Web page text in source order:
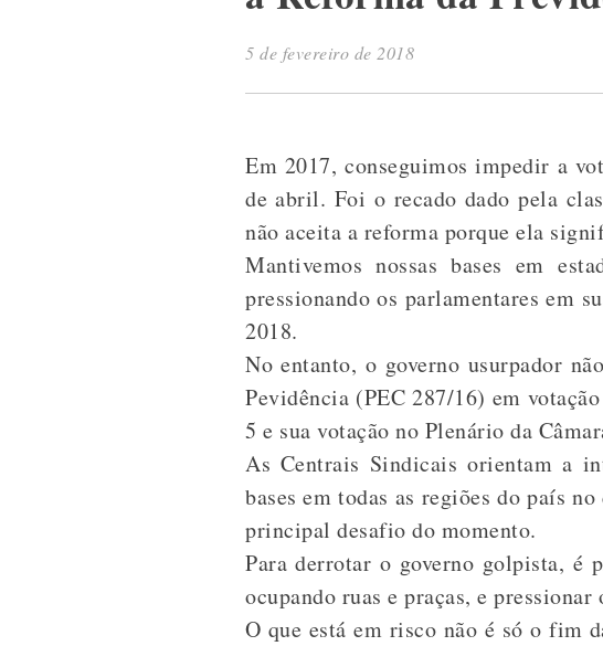
5 de fevereiro de 2018
Em 2017, conseguimos impedir a
de abril. Foi o recado dado pela
não aceita a reforma porque ela
Mantivemos nossas bases em
pressionando os parlamentares em
2018.
No entanto, o governo usurpador
Pevidência (PEC 287/16) em
5 e sua votação no Plenário da
As Centrais Sindicais orientam a
bases em todas as regiões do país
principal desafio do momento.
Para derrotar o governo golpista, é
ocupando ruas e praças, e
O que está em risco não é só o fim